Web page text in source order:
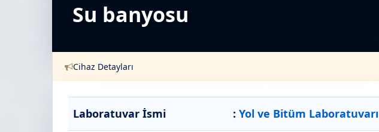
Su banyosu
Cihaz Detayları
Laboratuvar İsmi : Yol ve Bitüm Laboratuvarı